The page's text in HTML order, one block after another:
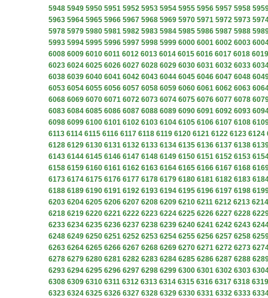
5948 5949 5950 5951 5952 5953 5954 5955 5956 5957 5958
5963 5964 5965 5966 5967 5968 5969 5970 5971 5972 5973
5978 5979 5980 5981 5982 5983 5984 5985 5986 5987 5988
5993 5994 5995 5996 5997 5998 5999 6000 6001 6002 6003
6008 6009 6010 6011 6012 6013 6014 6015 6016 6017 6018 6019
6023 6024 6025 6026 6027 6028 6029 6030 6031 6032 6033
6038 6039 6040 6041 6042 6043 6044 6045 6046 6047 6048
6053 6054 6055 6056 6057 6058 6059 6060 6061 6062 6063
6068 6069 6070 6071 6072 6073 6074 6075 6076 6077 6078
6083 6084 6085 6086 6087 6088 6089 6090 6091 6092 6093
6098 6099 6100 6101 6102 6103 6104 6105 6106 6107 6108
6113 6114 6115 6116 6117 6118 6119 6120 6121 6122 6123 6124
6128 6129 6130 6131 6132 6133 6134 6135 6136 6137 6138
6143 6144 6145 6146 6147 6148 6149 6150 6151 6152 6153
6158 6159 6160 6161 6162 6163 6164 6165 6166 6167 6168
6173 6174 6175 6176 6177 6178 6179 6180 6181 6182 6183
6188 6189 6190 6191 6192 6193 6194 6195 6196 6197 6198
6203 6204 6205 6206 6207 6208 6209 6210 6211 6212 6213 6214
6218 6219 6220 6221 6222 6223 6224 6225 6226 6227 6228
6233 6234 6235 6236 6237 6238 6239 6240 6241 6242 6243
6248 6249 6250 6251 6252 6253 6254 6255 6256 6257 6258
6263 6264 6265 6266 6267 6268 6269 6270 6271 6272 6273
6278 6279 6280 6281 6282 6283 6284 6285 6286 6287 6288
6293 6294 6295 6296 6297 6298 6299 6300 6301 6302 6303
6308 6309 6310 6311 6312 6313 6314 6315 6316 6317 6318 6319
6323 6324 6325 6326 6327 6328 6329 6330 6331 6332 6333